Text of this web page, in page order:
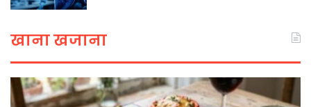
खाना खजाना